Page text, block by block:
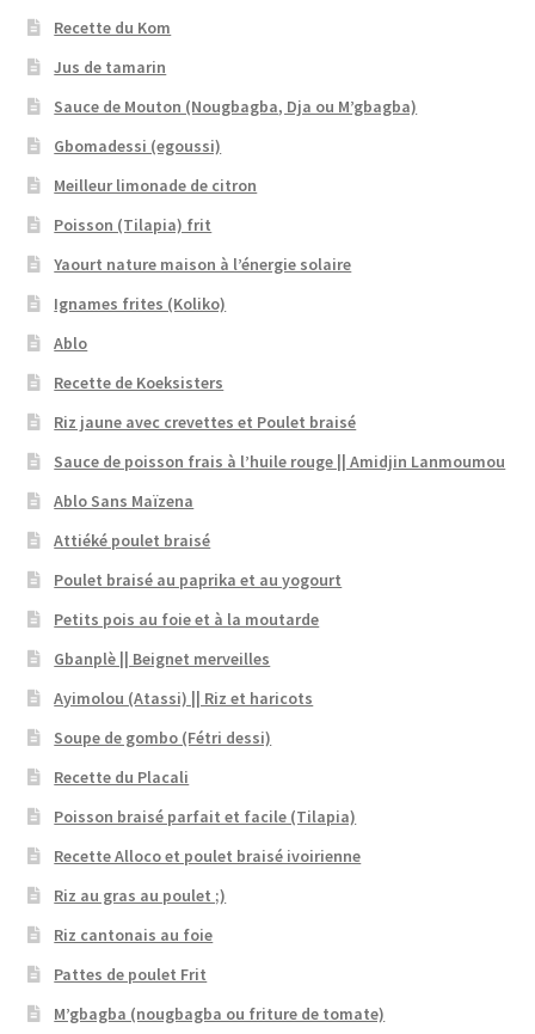
Recette du Kom
Jus de tamarin
Sauce de Mouton (Nougbagba, Dja ou M’gbagba)
Gbomadessi (egoussi)
Meilleur limonade de citron
Poisson (Tilapia) frit
Yaourt nature maison à l’énergie solaire
Ignames frites (Koliko)
Ablo
Recette de Koeksisters
Riz jaune avec crevettes et Poulet braisé
Sauce de poisson frais à l’huile rouge || Amidjin Lanmoumou
Ablo Sans Maïzena
Attiéké poulet braisé
Poulet braisé au paprika et au yogourt
Petits pois au foie et à la moutarde
Gbanplè || Beignet merveilles
Ayimolou (Atassi) || Riz et haricots
Soupe de gombo (Fétri dessi)
Recette du Placali
Poisson braisé parfait et facile (Tilapia)
Recette Alloco et poulet braisé ivoirienne
Riz au gras au poulet ;)
Riz cantonais au foie
Pattes de poulet Frit
M’gbagba (nougbagba ou friture de tomate)